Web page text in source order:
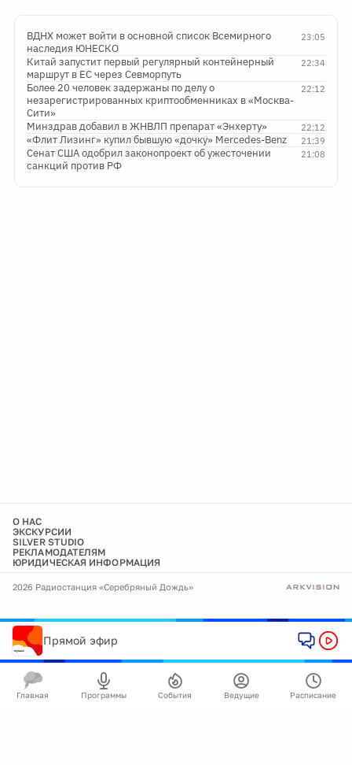
23:05
ВДНХ может войти в основной список Всемирного
наследия ЮНЕСКО
22:34
Китай запустит первый регулярный контейнерный
маршрут в ЕС через Севморпуть
22:12
Более 20 человек задержаны по делу о
незарегистрированных криптообменниках в «Москва-
Сити»
22:12
Минздрав добавил в ЖНВЛП препарат «Энхерту»
21:39
«Флит Лизинг» купил бывшую «дочку» Mercedes-Benz
21:08
Сенат США одобрил законопроект об ужесточении
санкций против РФ
О НАС
ЭКСКУРСИИ
SILVER STUDIO
РЕКЛАМОДАТЕЛЯМ
ЮРИДИЧЕСКАЯ ИНФОРМАЦИЯ
2026 Радиостанция «Серебряный Дождь»
Прямой эфир
Главная Программы События Ведущие Расписание